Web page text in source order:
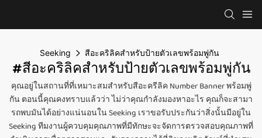
Seeking สีอะคริลิคสำหรับป้ายตัวเลขพร้อมพู่กัน
#สีอะคริลิคสำหรับป้ายตัวเลขพร้อมพู่กัน
คุณอยู่ในสถานที่ที่เหมาะสมสำหรับสีอะครีลิค Number Banner พร้อมพู่
กัน ตอนนี้คุณคงทราบแล้วว่า ไม่ว่าคุณกำลังมองหาอะไร คุณก็จะสามา
รถพบมันได้อย่างแน่นอนใน Seeking เราขอรับประกันว่าสิ่งนั้นมีอยู่ใน
Seeking ทีมงานผู้ควบคุมคุณภาพที่มีทักษะจะจัดการตรวจสอบคุณภาพที่